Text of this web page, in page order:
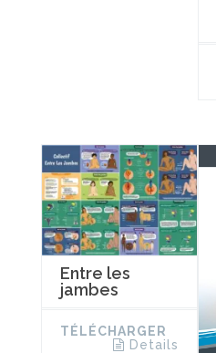
Entre les
jambes
TÉLÉCHARGER
Details